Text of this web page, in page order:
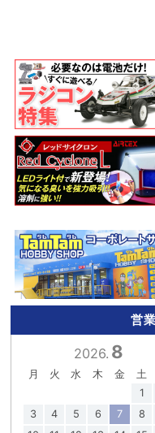
営
2026. 8
月 火 水 木 金 土
1
3
4 5 6 7 8